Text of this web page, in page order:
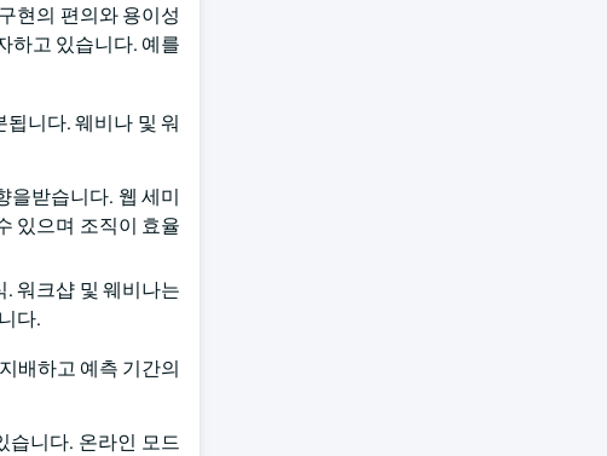
현의 편의와 용이성
하고 있습니다. 예를
니다. 웨비나 및 워
을받습니다. 웹 세미
있으며 조직이 효율
워크샵 및 웨비나는
다.
배하고 예측 기간의
습니다. 온라인 모드